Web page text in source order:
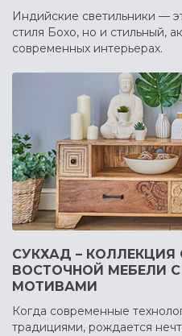
Индийские светильники —
стиля Бохо, но и стильный,
современных интерьерах.
СУКХАД – КОЛЛЕКЦИЯ
ВОСТОЧНОЙ МЕБЕЛИ
МОТИВАМИ
Когда современные
традициями, рождается